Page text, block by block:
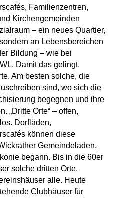
Familienzentren,
Kirchengemeinden
– ein neues Quartier,
an Lebensbereichen
Bildung – wie bei
Damit das gelingt,
Am besten solche, die
sind, wo sich die
begegnen und ihre
„Dritte Orte“ – offen,
Dorfläden,
können diese
Gemeindeladen,
begann. Bis in die 60er
solche dritten Orte,
alle. Heute
Clubhäuser für